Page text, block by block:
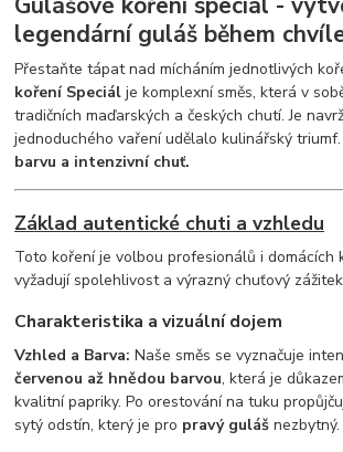
legendární guláš během
Přestaňte tápat nad mícháním jednotlivých
koření Speciál je komplexní směs, která v
tradičních maďarských a českých chutí. Je
jednoduchého vaření udělalo kulinářský
barvu a intenzivní chuť.
Základ autentické chuti a vzhledu
Toto koření je volbou profesionálů i domácích
vyžadují spolehlivost a výrazný chuťový
Charakteristika a vizuální dojem
Vzhled a Barva: Naše směs se vyznačuje
červenou až hnědou barvou, která je
kvalitní papriky. Po orestování na tuku
sytý odstín, který je pro pravý guláš nezbytný.